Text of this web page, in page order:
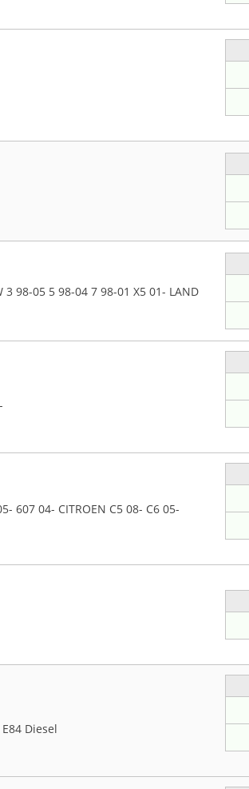
98-05 5 98-04 7 98-01 X5 01- LAND
607 04- CITROEN C5 08- C6 05-
Diesel